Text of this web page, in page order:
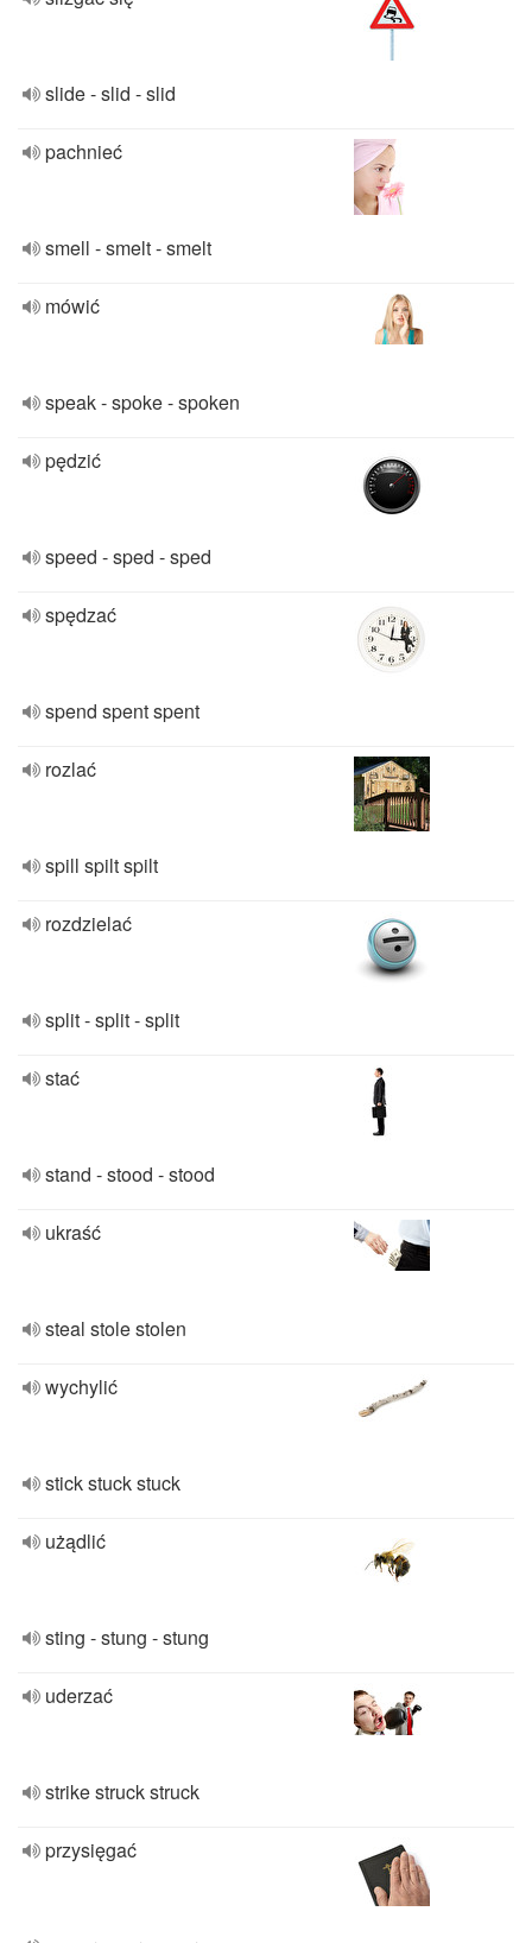
slide - slid - slid
pachnieć
smell - smelt - smelt
mówić
speak - spoke - spoken
pędzić
speed - sped - sped
spędzać
spend spent spent
rozlać
spill spilt spilt
rozdzielać
split - split - split
stać
stand - stood - stood
ukraść
steal stole stolen
wychylić
stick stuck stuck
użądlić
sting - stung - stung
uderzać
strike struck struck
przysięgać